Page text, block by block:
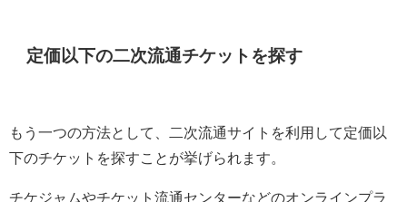
定価以下の二次流通チケットを探す
もう一つの方法として、二次流通サイトを利用して定価以
下のチケットを探すことが挙げられます。
チケジャムやチケット流通センターなどのオンラインプラ